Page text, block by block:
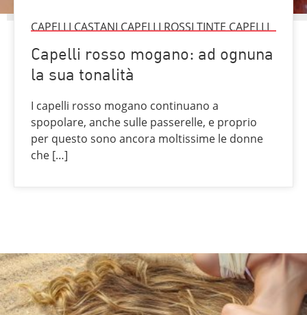
CAPELLI CASTANI CAPELLI ROSSI TINTE CAPELLI
Capelli rosso mogano: ad ognuna
la sua tonalità
I capelli rosso mogano continuano a
spopolare, anche sulle passerelle, e proprio
per questo sono ancora moltissime le donne
che […]